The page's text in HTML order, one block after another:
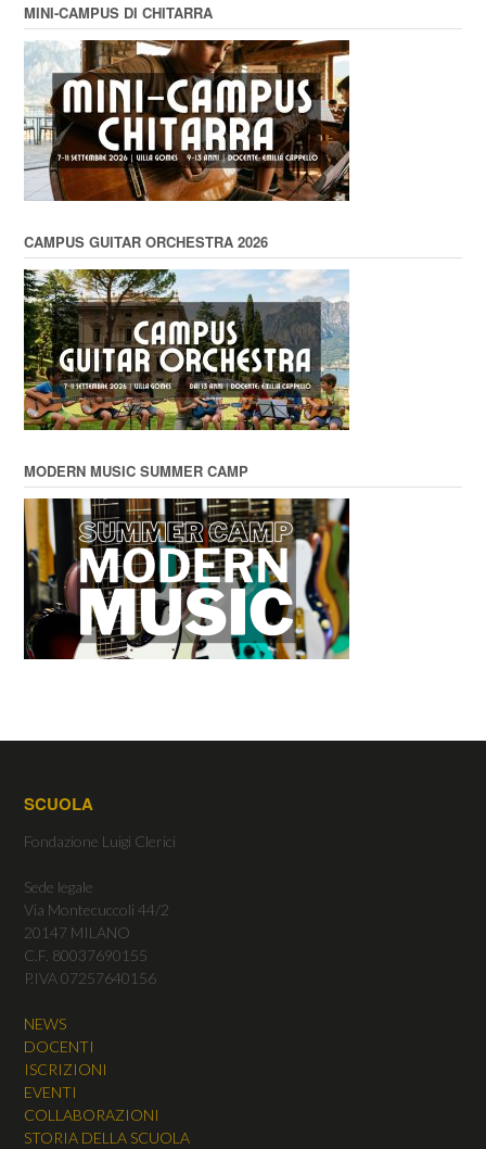
MINI-CAMPUS DI CHITARRA
CAMPUS GUITAR ORCHESTRA 2026
MODERN MUSIC SUMMER CAMP
SCUOLA
Fondazione Luigi Clerici
Sede legale
Via Montecuccoli 44/2
20147 MILANO
C.F. 80037690155
P.IVA 07257640156
NEWS
DOCENTI
ISCRIZIONI
EVENTI
COLLABORAZIONI
STORIA DELLA SCUOLA